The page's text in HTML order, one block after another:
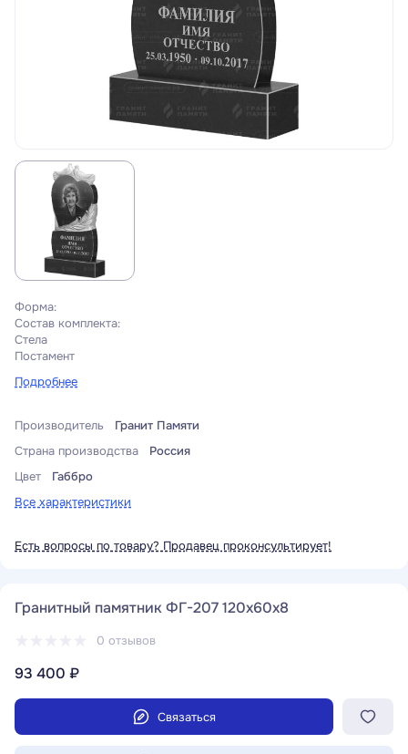
Форма:
Состав комплекта:
Стела
Постамент
Подробнее
Производитель
Гранит Памяти
Страна производства
Россия
Цвет
Габбро
Все характеристики
Есть вопросы по товару? Продавец проконсультирует!
Гранитный памятник ФГ-207 120x60x8
0 отзывов
93 400 ₽
Связаться